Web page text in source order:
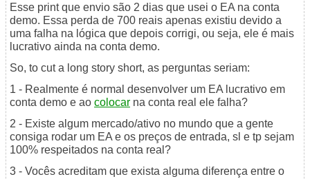
Esse print que envio são 2 dias que usei o EA na conta
demo. Essa perda de 700 reais apenas existiu devido a
uma falha na lógica que depois corrigi, ou seja, ele é mais
lucrativo ainda na conta demo.
So, to cut a long story short, as perguntas seriam:
1 - Realmente é normal desenvolver um EA lucrativo em
conta demo e ao colocar na conta real ele falha?
2 - Existe algum mercado/ativo no mundo que a gente
consiga rodar um EA e os preços de entrada, sl e tp sejam
100% respeitados na conta real?
3 - Vocês acreditam que exista alguma diferença entre o